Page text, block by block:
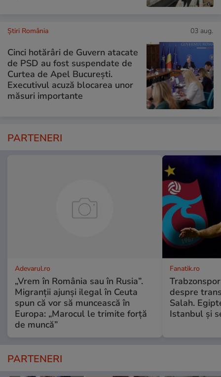
Știri România 03 aug.
Cinci hotărâri de Guvern atacate
de PSD au fost suspendate de
Curtea de Apel București.
Executivul acuză blocarea unor
măsuri importante
PARTENERI
Adevarul.ro
„Vrem în România sau în Rusia”.
Migranții ajunși ilegal în Ceuta
spun că vor să muncească în
Europa: „Marocul le trimite forță
de muncă”
Fanatik.ro
despre
Salah.
Istanbul și
PARTENERI